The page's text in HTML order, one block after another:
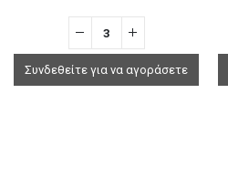
Συνδεθείτε για να αγοράσετε